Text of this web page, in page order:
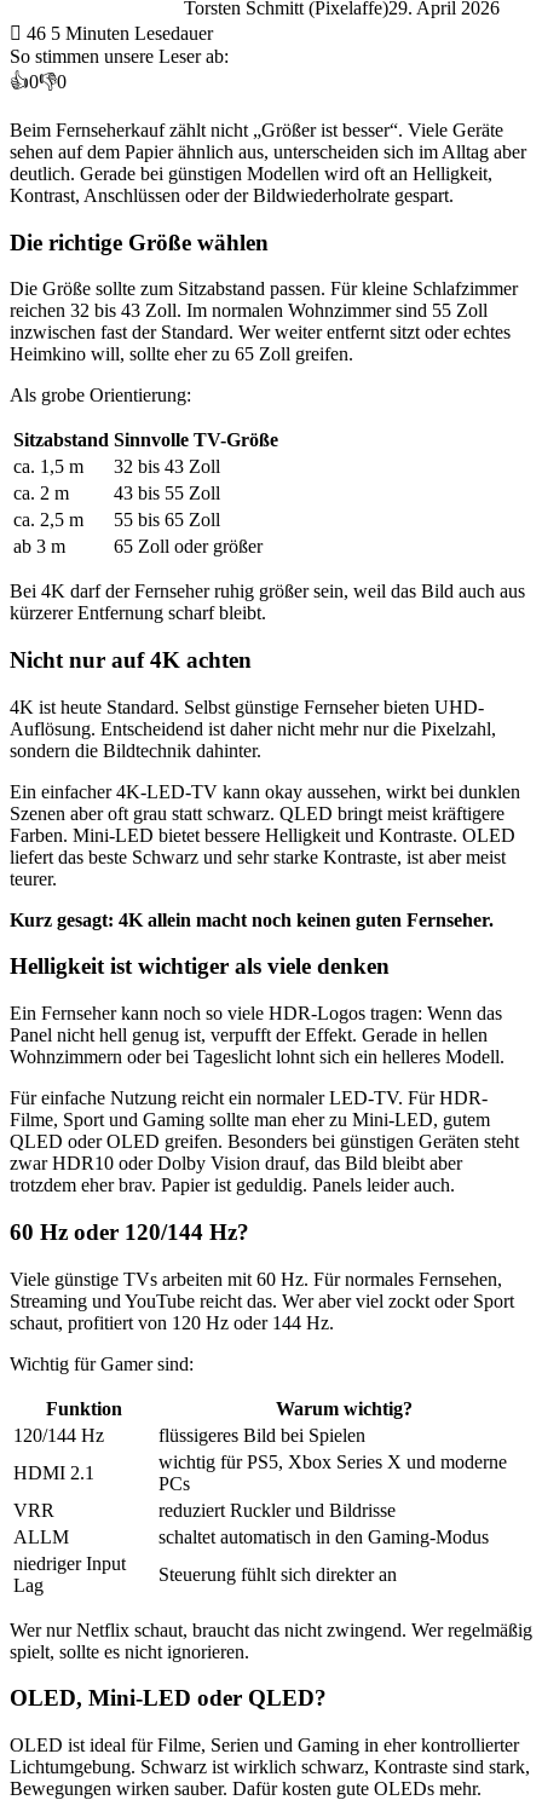
Torsten Schmitt (Pixelaffe)29. April 2026
46 5 Minuten Lesedauer
So stimmen unsere Leser ab:
👍0👎0
Beim Fernseherkauf zählt nicht „Größer ist besser“. Viele Geräte
sehen auf dem Papier ähnlich aus, unterscheiden sich im Alltag aber
deutlich. Gerade bei günstigen Modellen wird oft an Helligkeit,
Kontrast, Anschlüssen oder der Bildwiederholrate gespart.
Die richtige Größe wählen
Die Größe sollte zum Sitzabstand passen. Für kleine Schlafzimmer
reichen 32 bis 43 Zoll. Im normalen Wohnzimmer sind 55 Zoll
inzwischen fast der Standard. Wer weiter entfernt sitzt oder echtes
Heimkino will, sollte eher zu 65 Zoll greifen.
Als grobe Orientierung:
Sitzabstand Sinnvolle TV-Größe
ca. 1,5 m
32 bis 43 Zoll
ca. 2 m
43 bis 55 Zoll
ca. 2,5 m
55 bis 65 Zoll
ab 3 m
65 Zoll oder größer
Bei 4K darf der Fernseher ruhig größer sein, weil das Bild auch aus
kürzerer Entfernung scharf bleibt.
Nicht nur auf 4K achten
4K ist heute Standard. Selbst günstige Fernseher bieten UHD-
Auflösung. Entscheidend ist daher nicht mehr nur die Pixelzahl,
sondern die Bildtechnik dahinter.
Ein einfacher 4K-LED-TV kann okay aussehen, wirkt bei dunklen
Szenen aber oft grau statt schwarz. QLED bringt meist kräftigere
Farben. Mini-LED bietet bessere Helligkeit und Kontraste. OLED
liefert das beste Schwarz und sehr starke Kontraste, ist aber meist
teurer.
Kurz gesagt: 4K allein macht noch keinen guten Fernseher.
Helligkeit ist wichtiger als viele denken
Ein Fernseher kann noch so viele HDR-Logos tragen: Wenn das
Panel nicht hell genug ist, verpufft der Effekt. Gerade in hellen
Wohnzimmern oder bei Tageslicht lohnt sich ein helleres Modell.
Für einfache Nutzung reicht ein normaler LED-TV. Für HDR-
Filme, Sport und Gaming sollte man eher zu Mini-LED, gutem
QLED oder OLED greifen. Besonders bei günstigen Geräten steht
zwar HDR10 oder Dolby Vision drauf, das Bild bleibt aber
trotzdem eher brav. Papier ist geduldig. Panels leider auch.
60 Hz oder 120/144 Hz?
Viele günstige TVs arbeiten mit 60 Hz. Für normales Fernsehen,
Streaming und YouTube reicht das. Wer aber viel zockt oder Sport
schaut, profitiert von 120 Hz oder 144 Hz.
Wichtig für Gamer sind:
Funktion
Warum wichtig?
120/144 Hz
flüssigeres Bild bei Spielen
HDMI 2.1
wichtig für PS5, Xbox Series X und moderne
PCs
VRR
reduziert Ruckler und Bildrisse
ALLM
schaltet automatisch in den Gaming-Modus
niedriger Input
Lag
Steuerung fühlt sich direkter an
Wer nur Netflix schaut, braucht das nicht zwingend. Wer regelmäßig
spielt, sollte es nicht ignorieren.
OLED, Mini-LED oder QLED?
OLED ist ideal für Filme, Serien und Gaming in eher kontrollierter
Lichtumgebung. Schwarz ist wirklich schwarz, Kontraste sind stark,
Bewegungen wirken sauber. Dafür kosten gute OLEDs mehr.